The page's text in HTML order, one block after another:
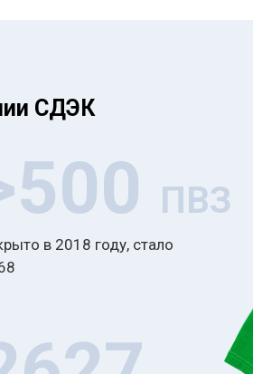
СДЭК
ПВЗ
в 2018 году, стало